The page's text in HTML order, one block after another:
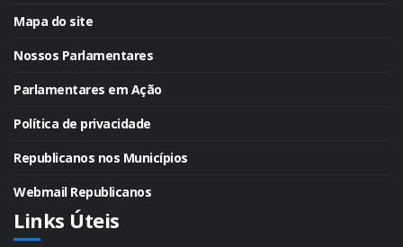
Mapa do site
Nossos Parlamentares
Parlamentares em Ação
Política de privacidade
Republicanos nos Municípios
Webmail Republicanos
Links Úteis